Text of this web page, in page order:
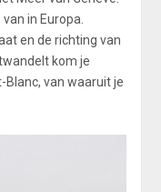
in Europa.
en de richting van
kom je
van waaruit je